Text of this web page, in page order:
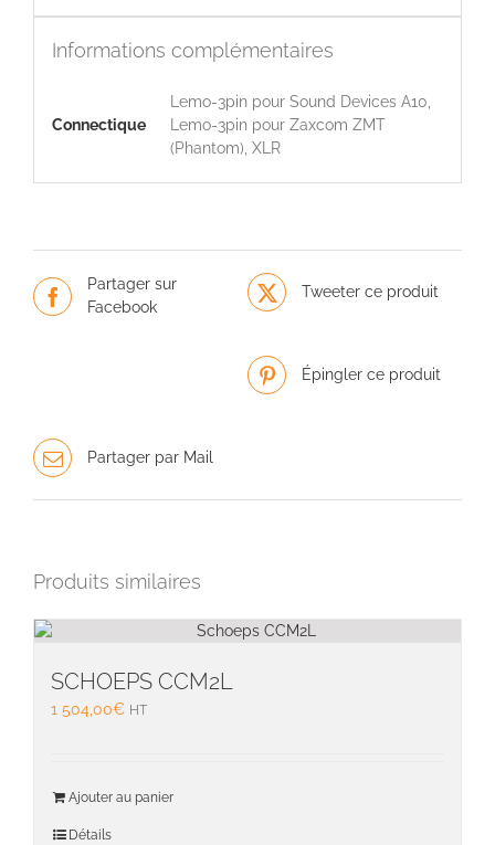
Informations complémentaires
Connectique
Lemo-3pin pour Sound Devices A10,
Lemo-3pin pour Zaxcom ZMT
(Phantom), XLR
Partager sur
Facebook
Tweeter ce produit
Épingler ce produit
Partager par Mail
Produits similaires
SCHOEPS CCM2L
1 504,00€ HT
Ajouter au panier
Détails